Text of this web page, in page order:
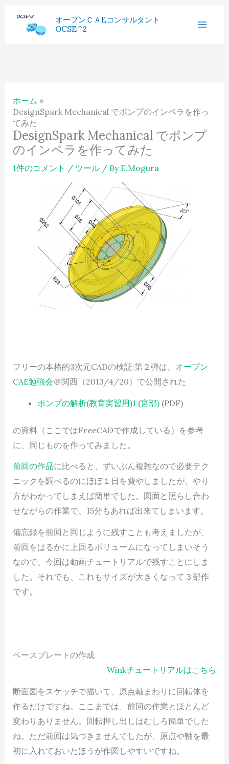
オープンＣＡEコンサルタント
OCSE^2
ホーム
DesignSpark Mechanical でポンプのインペラを作っ
てみた
DesignSpark Mechanical でポンプ
のインペラを作ってみた
1件のコメント / ツール/ By E.Mogura
フリーの本格的3次元CADの検証:第２弾は、 オープン
CAE勉強会＠関西（2013/4/20）で公開された
ポンプの解析(教育実習用)1 (宮部)(PDF)
の資料（ここではFreeCADで作成している）を参考
に、同じものを作ってみました。
前回の作品に比べると、ずいぶん複雑なので必要テク
ニックを調べるのにほぼ１日を費やしましたが、やり
方がわかってしまえば簡単でした。図面と照らし合わ
せながらの作業で、15分もあれば出来てしまいます。
備忘録を前回と同じように残すことも考えましたが、
前回をはるかに上回るボリュームになってしまいそう
なので、今回は動画チュートリアルで残すことにしま
した。それでも、これもサイズが大きくなって３部作
です。
ベースプレートの作成
Winkチュートリアルはこちら
断面図をスケッチで描いて、原点軸まわりに回転体を
作るだけですね。ここまでは、前回の作業とほとんど
変わりありません。回転押し出しはむしろ簡単でした
ね。ただ前回は気づきませんでしたが、原点や軸を最
初に入れておいたほうが作図しやすいですね。
過